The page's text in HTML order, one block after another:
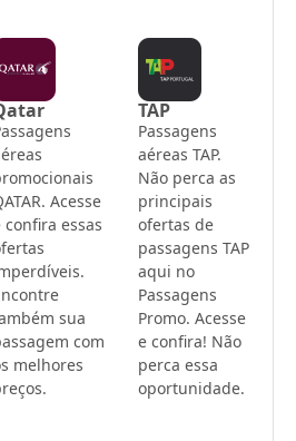
Acesse
confira essas
sua
com
melhores
TAP
Passagens
aéreas TAP.
Não perca as
principais
ofertas de
passagens TAP
aqui no
Passagens
Promo. Acesse
e confira! Não
perca essa
oportunidade.